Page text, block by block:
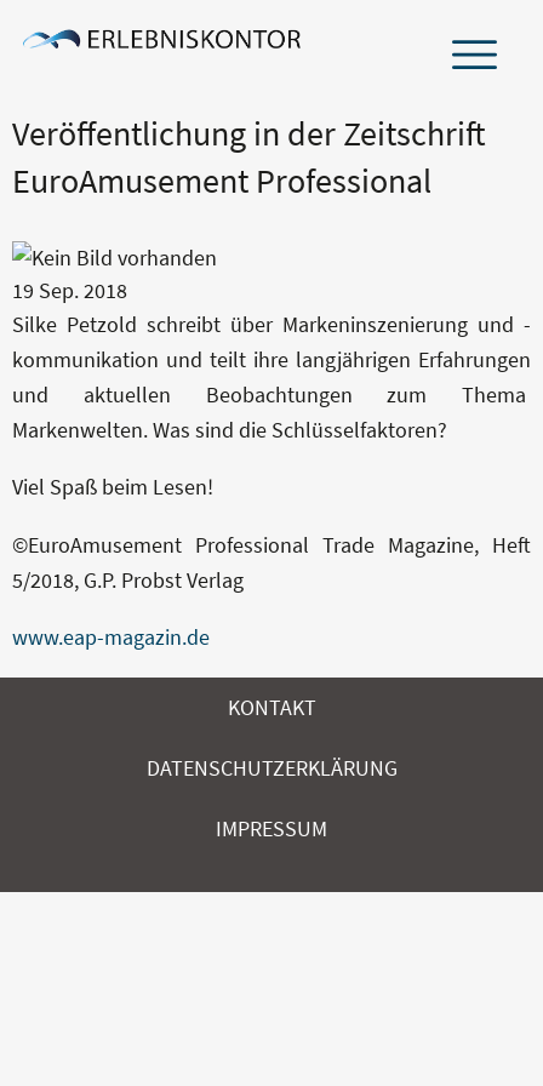
ÜBER UNS
LEISTUNGEN
BRANCHEN
PROJEKTERFAHRUNG
KONTAKT
Veröffentlichung in der Zeitschrift
EuroAmusement Professional
19 Sep.2018
Silke Petzold schreibt über Markeninszenierung und -
kommunikation und teilt ihre langjährigen Erfahrungen
und aktuellen Beobachtungen zum Thema
Markenwelten. Was sind die Schlüsselfaktoren?
Viel Spaß beim Lesen!
©EuroAmusement Professional Trade Magazine, Heft
5/2018, G.P. Probst Verlag
www.eap-magazin.de
KONTAKT
DATENSCHUTZERKLÄRUNG
IMPRESSUM